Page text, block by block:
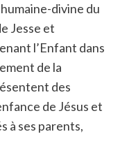
divine du
Jesse et
l’Enfant dans
de la
des
de Jésus et
à ses parents,